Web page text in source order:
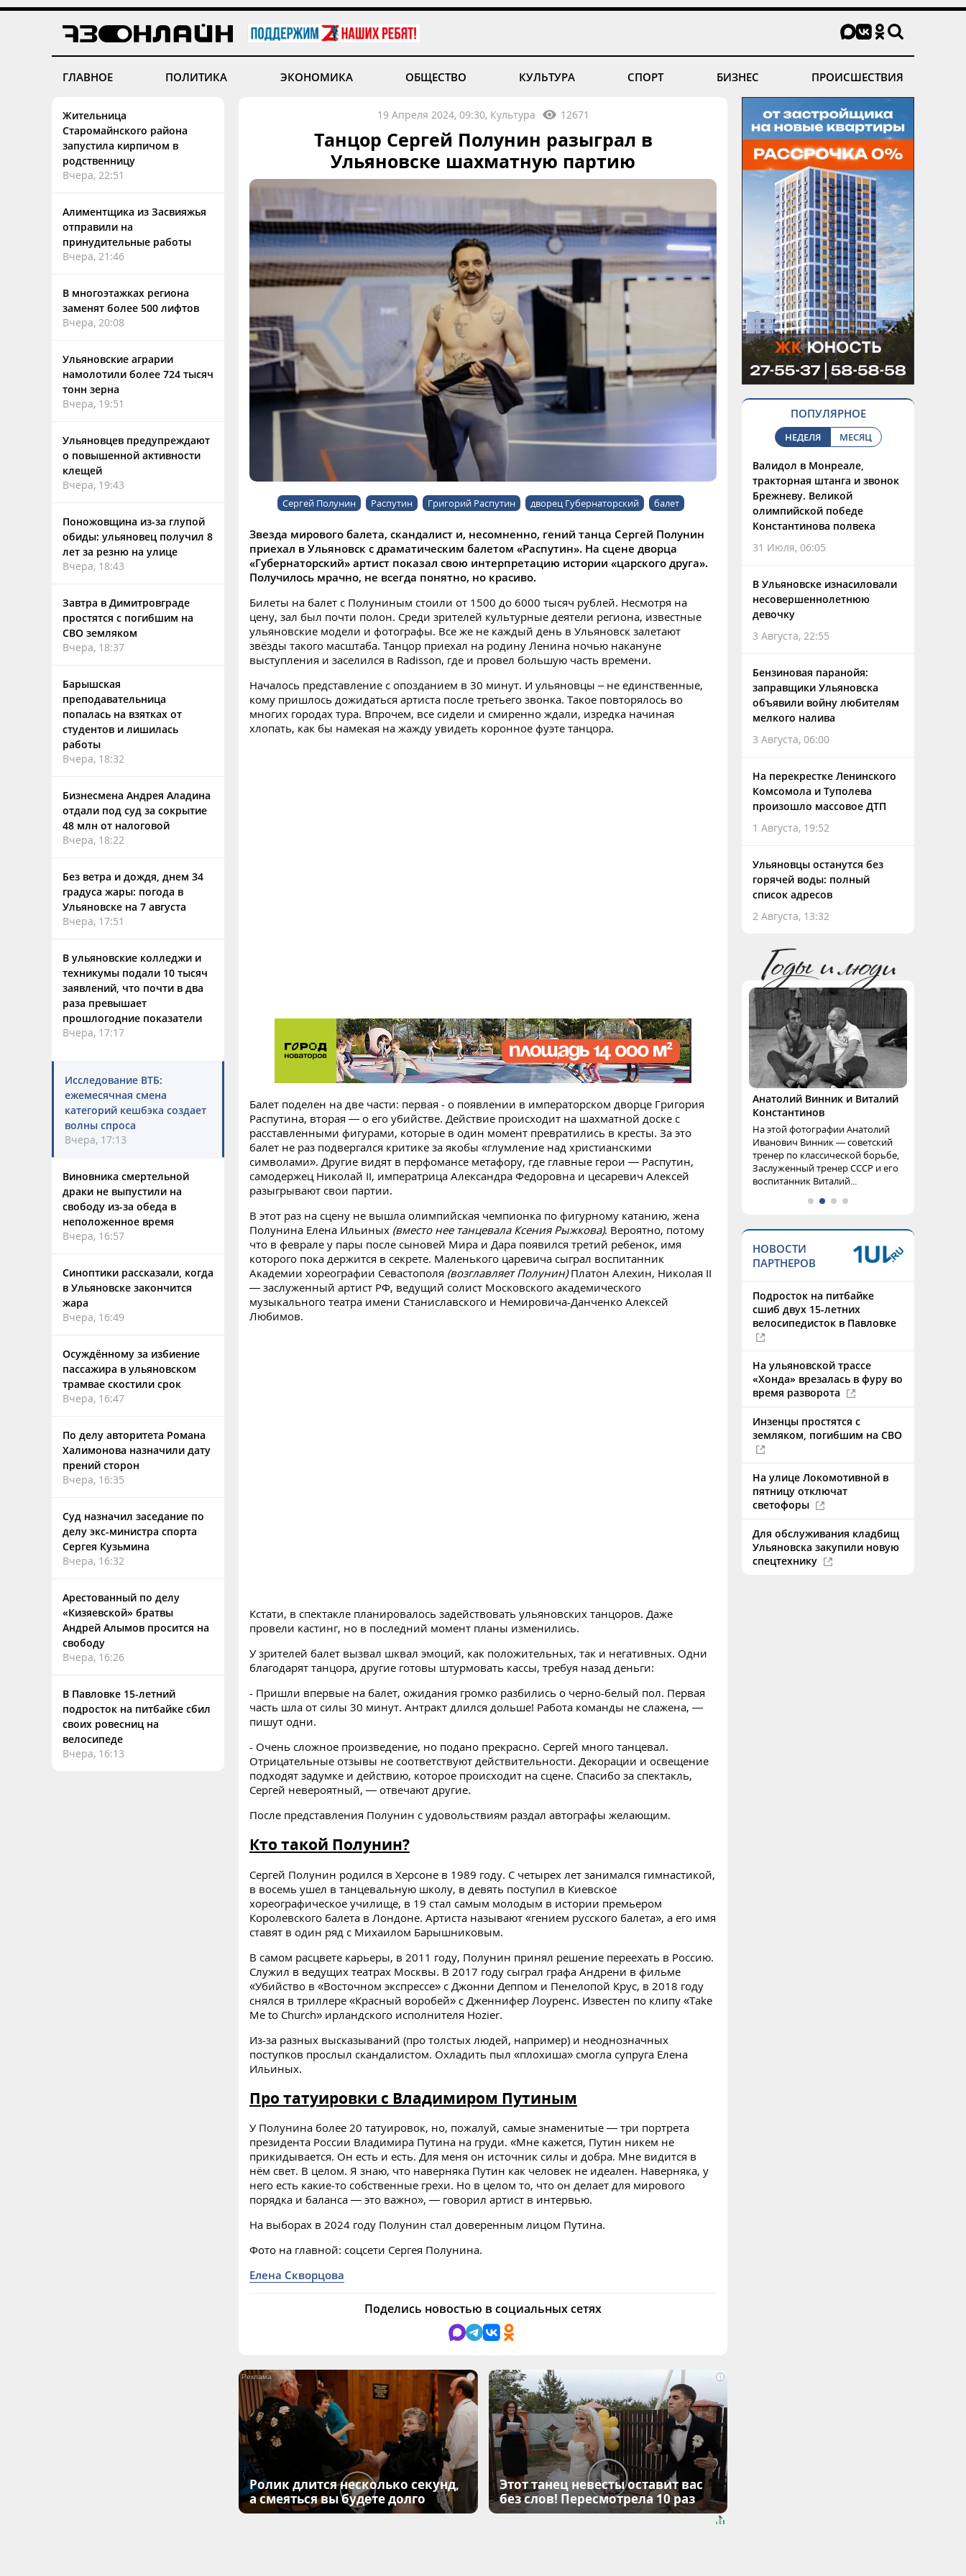
ГЛАВНОЕ ПОЛИТИКА ЭКОНОМИКА ОБЩЕСТВО КУЛЬТУРА СПОРТ БИЗНЕС ПРОИСШЕСТВИЯ
Жительница
Старомайнского района
запустила кирпичом в
родственницу
Вчера, 22:51
Алиментщика из Засвияжья
отправили на
принудительные работы
Вчера, 21:46
В многоэтажках региона
заменят более 500 лифтов
Вчера, 20:08
Ульяновские аграрии
намолотили более 724 тысяч
тонн зерна
Вчера, 19:51
Ульяновцев предупреждают
о повышенной активности
клещей
Вчера, 19:43
Поножовщина из-за глупой
обиды: ульяновец получил 8
лет за резню на улице
Вчера, 18:43
Завтра в Димитровграде
простятся с погибшим на
СВО земляком
Вчера, 18:37
Барышская
преподавательница
попалась на взятках от
студентов и лишилась
работы
Вчера, 18:32
Бизнесмена Андрея Аладина
отдали под суд за сокрытие
48 млн от налоговой
Вчера, 18:22
Без ветра и дождя, днем 34
градуса жары: погода в
Ульяновске на 7 августа
Вчера, 17:51
В ульяновские колледжи и
техникумы подали 10 тысяч
заявлений, что почти в два
раза превышает
прошлогодние показатели
Вчера, 17:17
Исследование ВТБ:
ежемесячная смена
категорий кешбэка создает
волны спроса
Вчера, 17:13
Виновника смертельной
драки не выпустили на
свободу из-за обеда в
неположенное время
Вчера, 16:57
Синоптики рассказали, когда
в Ульяновске закончится
жара
Вчера, 16:49
Осуждённому за избиение
пассажира в ульяновском
трамвае скостили срок
Вчера, 16:47
По делу авторитета Романа
Халимонова назначили дату
прений сторон
Вчера, 16:35
Суд назначил заседание по
делу экс-министра спорта
Сергея Кузьмина
Вчера, 16:32
Арестованный по делу
«Кизяевской» братвы
Андрей Алымов просится на
свободу
Вчера, 16:26
В Павловке 15-летний
подросток на питбайке сбил
своих ровесниц на
велосипеде
Вчера, 16:13
19 Апреля 2024, 09:30, Культура 12671
Танцор Сергей Полунин разыграл в
Ульяновске шахматную партию
Сергей Полунин Распутин Григорий Распутин дворец Губернаторский балет
Звезда мирового балета, скандалист и, несомненно, гений танца Сергей Полунин
приехал в Ульяновск с драматическим балетом «Распутин». На сцене дворца
«Губернаторский» артист показал свою интерпретацию истории «царского друга».
Получилось мрачно, не всегда понятно, но красиво.
Билеты на балет с Полуниным стоили от 1500 до 6000 тысяч рублей. Несмотря на
цену, зал был почти полон. Среди зрителей культурные деятели региона, известные
ульяновские модели и фотографы. Все же не каждый день в Ульяновск залетают
звёзды такого масштаба. Танцор приехал на родину Ленина ночью накануне
выступления и заселился в Radisson, где и провел большую часть времени.
Началось представление с опозданием в 30 минут. И ульяновцы – не единственные,
кому пришлось дожидаться артиста после третьего звонка. Такое повторялось во
многих городах тура. Впрочем, все сидели и смиренно ждали, изредка начиная
хлопать, как бы намекая на жажду увидеть коронное фуэте танцора.
Балет поделен на две части: первая - о появлении в императорском дворце Григория
Распутина, вторая — о его убийстве. Действие происходит на шахматной доске с
расставленными фигурами, которые в один момент превратились в кресты. За это
балет не раз подвергался критике за якобы «глумление над христианскими
символами». Другие видят в перфомансе метафору, где главные герои — Распутин,
самодержец Николай II, императрица Александра Федоровна и цесаревич Алексей
разыгрывают свои партии.
В этот раз на сцену не вышла олимпийская чемпионка по фигурному катанию, жена
Полунина Елена Ильиных (вместо нее танцевала Ксения Рыжкова). Вероятно, потому
что в феврале у пары после сыновей Мира и Дара появился третий ребенок, имя
которого пока держится в секрете. Маленького царевича сыграл воспитанник
Академии хореографии Севастополя (возглавляет Полунин)Платон Алехин, Николая II
— заслуженный артист РФ, ведущий солист Московского академического
музыкального театра имени Станиславского и Немировича-Данченко Алексей
Любимов.
Кстати, в спектакле планировалось задействовать ульяновских танцоров. Даже
провели кастинг, но в последний момент планы изменились.
У зрителей балет вызвал шквал эмоций, как положительных, так и негативных. Одни
благодарят танцора, другие готовы штурмовать кассы, требуя назад деньги:
- Пришли впервые на балет, ожидания громко разбились о черно-белый пол. Первая
часть шла от силы 30 минут. Антракт длился дольше! Работа команды не слажена, —
пишут одни.
- Очень сложное произведение, но подано прекрасно. Сергей много танцевал.
Отрицательные отзывы не соответствуют действительности. Декорации и освещение
подходят задумке и действию, которое происходит на сцене. Спасибо за спектакль,
Сергей невероятный, — отвечают другие.
После представления Полунин с удовольствиям раздал автографы желающим.
Кто такой Полунин?
Сергей Полунин родился в Херсоне в 1989 году. С четырех лет занимался гимнастикой,
в восемь ушел в танцевальную школу, в девять поступил в Киевское
хореографическое училище, в 19 стал самым молодым в истории премьером
Королевского балета в Лондоне. Артиста называют «гением русского балета», а его имя
ставят в один ряд с Михаилом Барышниковым.
В самом расцвете карьеры, в 2011 году, Полунин принял решение переехать в Россию.
Служил в ведущих театрах Москвы. В 2017 году сыграл графа Андрени в фильме
«Убийство в «Восточном экспрессе» с Джонни Деппом и Пенелопой Крус, в 2018 году
снялся в триллере «Красный воробей» с Дженнифер Лоуренс. Известен по клипу «Take
Me to Church» ирландского исполнителя Hozier.
Из-за разных высказываний (про толстых людей, например) и неоднозначных
поступков прослыл скандалистом. Охладить пыл «плохиша» смогла супруга Елена
Ильиных.
Про татуировки с Владимиром Путиным
У Полунина более 20 татуировок, но, пожалуй, самые знаменитые — три портрета
президента России Владимира Путина на груди. «Мне кажется, Путин никем не
прикидывается. Он есть и есть. Для меня он источник силы и добра. Мне видится в
нём свет. В целом. Я знаю, что наверняка Путин как человек не идеален. Наверняка, у
него есть какие-то собственные грехи. Но в целом то, что он делает для мирового
порядка и баланса — это важно», — говорил артист в интервью.
На выборах в 2024 году Полунин стал доверенным лицом Путина.
Фото на главной: соцсети Сергея Полунина.
Елена Скворцова
Поделись новостью в социальных сетях
i
Ролик длится несколько секунд,
а смеяться вы будете долго
i
Этот танец невесты оставит вас
без слов! Пересмотрела 10 раз
ПОПУЛЯРНОЕ
НЕДЕЛЯ МЕСЯЦ
Валидол в Монреале,
тракторная штанга и звонок
Брежневу. Великой
олимпийской победе
Константинова полвека
31 Июля, 06:05
В Ульяновске изнасиловали
несовершеннолетнюю
девочку
3 Августа, 22:55
Бензиновая паранойя:
заправщики Ульяновска
объявили войну любителям
мелкого налива
3 Августа, 06:00
На перекрестке Ленинского
Комсомола и Туполева
произошло массовое ДТП
1 Августа, 19:52
Ульяновцы останутся без
горячей воды: полный
список адресов
2 Августа, 13:32
Анатолий Винник и Виталий
Константинов
На этой фотографии Анатолий
Иванович Винник — советский
тренер по классической борьбе,
Заслуженный тренер СССР и его
воспитанник Виталий...
НОВОСТИ
ПАРТНЕРОВ
Подросток на питбайке
сшиб двух 15-летних
велосипедисток в Павловке
На ульяновской трассе
«Хонда» врезалась в фуру во
время разворота
Инзенцы простятся с
земляком, погибшим на СВО
На улице Локомотивной в
пятницу отключат
светофоры
Для обслуживания кладбищ
Ульяновска закупили новую
спецтехнику